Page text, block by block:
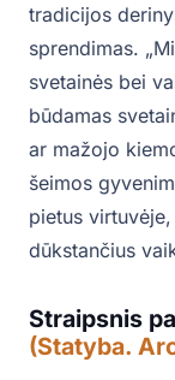
tradicijos
sprendimas.
svetainės bei
būdamas
ar mažojo
šeimos
pietus
dūkstančius
Straipsnis
(Statyba.